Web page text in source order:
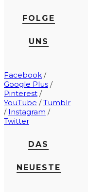
FOLGE
UNS
Facebook /
Google Plus /
Pinterest /
YouTube /Tumblr
/ Instagram /
Twitter
DAS
NEUESTE